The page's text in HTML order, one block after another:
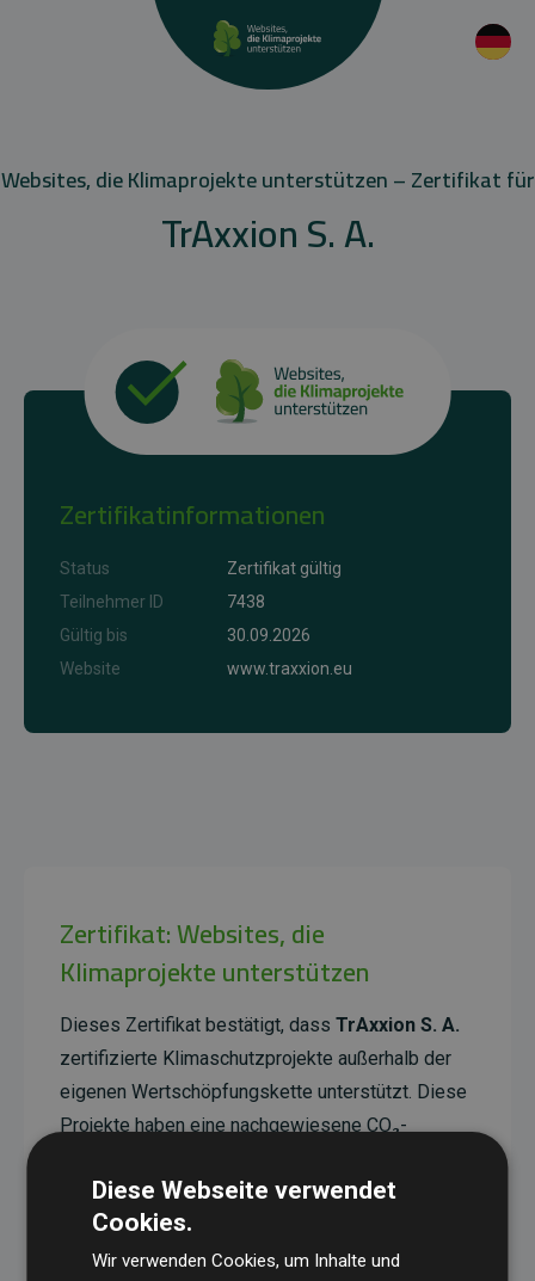
Websites, die Klimaprojekte unterstützen – Zertifikat für
TrAxxion S. A.
Zertifikatinformationen
Status
Zertifikat gültig
Teilnehmer ID
7438
Gültig bis
30.09.2026
Website
www.traxxion.eu
Zertifikat: Websites, die
Klimaprojekte unterstützen
Dieses Zertifikat bestätigt, dass TrAxxion S. A.
zertifizierte Klimaschutzprojekte außerhalb der
eigenen Wertschöpfungskette unterstützt. Diese
Projekte haben eine nachgewiesene CO₂-
Doppelten der geschätzten Emissionen der
Website entspricht.
Alle unterstützten Projekte werden durch
Diese Webseite verwendet
Cookies.
Wir verwenden Cookies, um Inhalte und